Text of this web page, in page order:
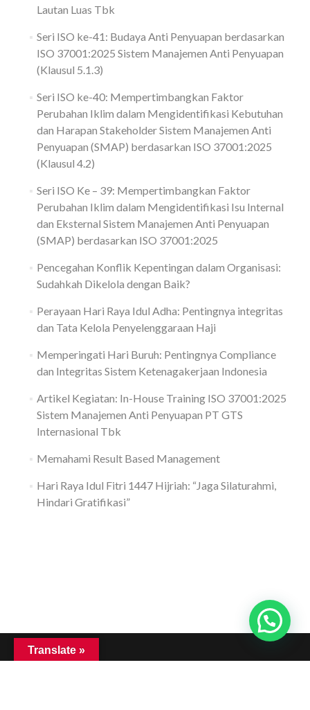
Lautan Luas Tbk
Seri ISO ke-41: Budaya Anti Penyuapan berdasarkan
ISO 37001:2025 Sistem Manajemen Anti Penyuapan
(Klausul 5.1.3)
Seri ISO ke-40: Mempertimbangkan Faktor
Perubahan Iklim dalam Mengidentifikasi Kebutuhan
dan Harapan Stakeholder Sistem Manajemen Anti
Penyuapan (SMAP) berdasarkan ISO 37001:2025
(Klausul 4.2)
Seri ISO Ke – 39: Mempertimbangkan Faktor
Perubahan Iklim dalam Mengidentifikasi Isu Internal
dan Eksternal Sistem Manajemen Anti Penyuapan
(SMAP) berdasarkan ISO 37001:2025
Pencegahan Konflik Kepentingan dalam Organisasi:
Sudahkah Dikelola dengan Baik?
Perayaan Hari Raya Idul Adha: Pentingnya integritas
dan Tata Kelola Penyelenggaraan Haji
Memperingati Hari Buruh: Pentingnya Compliance
dan Integritas Sistem Ketenagakerjaan Indonesia
Artikel Kegiatan: In-House Training ISO 37001:2025
Sistem Manajemen Anti Penyuapan PT GTS
Internasional Tbk
Memahami Result Based Management
Hari Raya Idul Fitri 1447 Hijriah: “Jaga Silaturahmi,
Hindari Gratifikasi”
Translate »